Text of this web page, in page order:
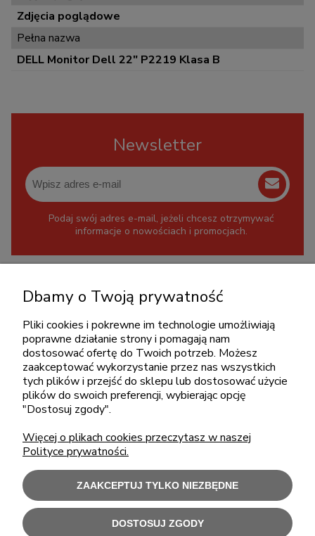
Zdjęcia poglądowe
Pełna nazwa
DELL Monitor Dell 22" P2219 Klasa B
Newsletter
Podaj swój adres e-mail, jeżeli chcesz otrzymywać
informacje o nowościach i promocjach.
+48 717345566
pon.-piąt.: 08:00-16:00
sklep@cebit.pl
ZAKUPY
POMOC
MOJE KONTO
INFORMACJE
Dbamy o Twoją prywatność
Pliki cookies i pokrewne im technologie umożliwiają
poprawne działanie strony i pomagają nam
dostosować ofertę do Twoich potrzeb. Możesz
zaakceptować wykorzystanie przez nas wszystkich
tych plików i przejść do sklepu lub dostosować użycie
plików do swoich preferencji, wybierając opcję
"Dostosuj zgody".
Więcej o plikach cookies przeczytasz w naszej
Polityce prywatności.
ZAAKCEPTUJ TYLKO NIEZBĘDNE
DOSTOSUJ ZGODY